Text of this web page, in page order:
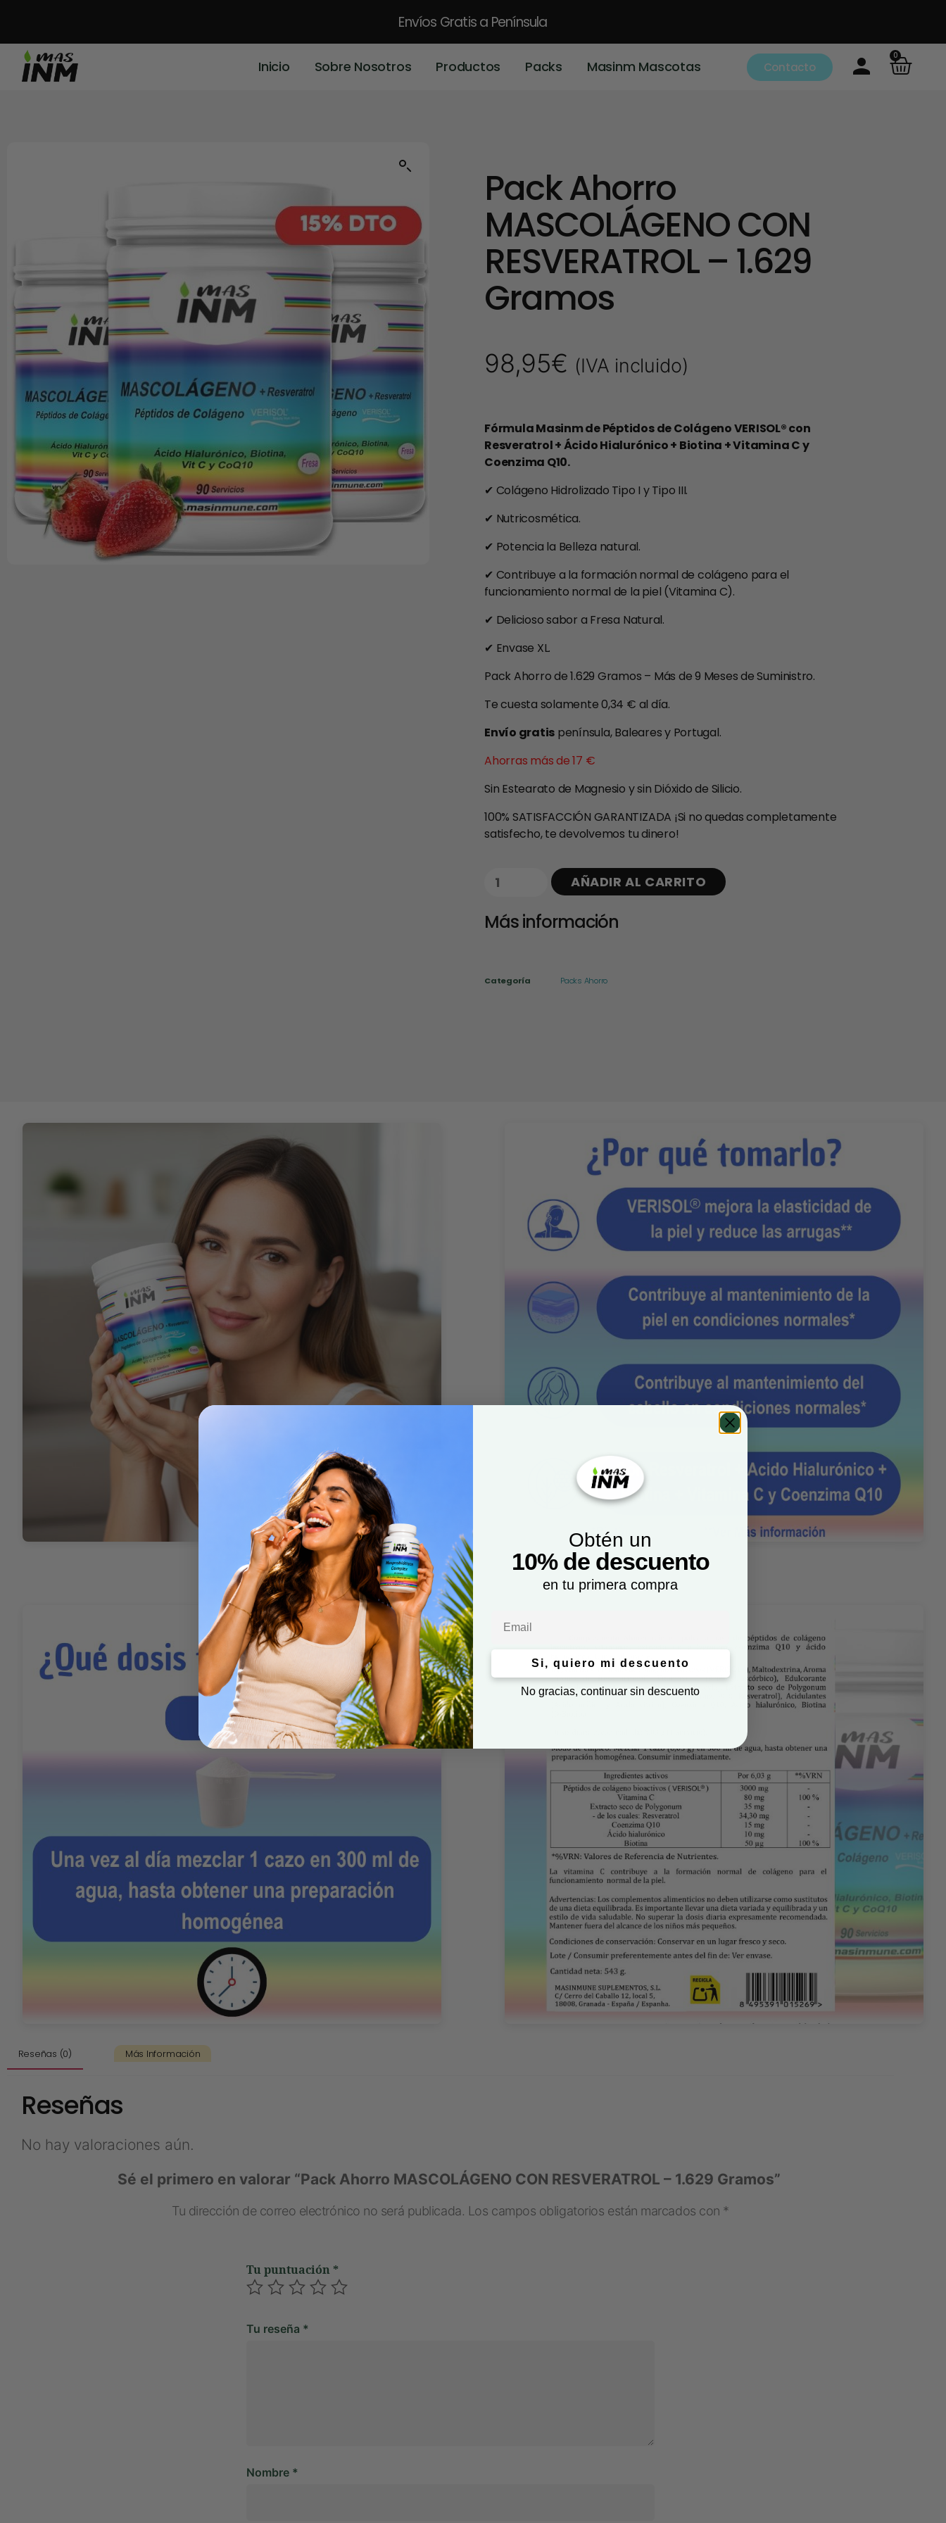
Envíos Gratisa Península
Inicio Sobre Nosotros Productos Packs Masinm Mascotas Contacto
0
Pack Ahorro
MASCOLÁGENO CON
RESVERATROL – 1.629
Gramos
98,95€ (IVA incluido)
Fórmula Masinm de Péptidos de Colágeno VERISOL® con
Resveratrol + Ácido Hialurónico + Biotina + Vitamina C y
Coenzima Q10.
✔ Colágeno Hidrolizado Tipo I y Tipo III.
✔ Nutricosmética.
✔ Potencia la Belleza natural.
✔ Contribuye a la formación normal de colágeno para el
funcionamiento normal de la piel (Vitamina C).
✔ Delicioso sabor a Fresa Natural.
✔ Envase XL.
Pack Ahorro de 1.629 Gramos – Más de 9 Meses de Suministro.
Te cuesta solamente 0,34 € al día.
Envío gratis península, Baleares y Portugal.
Ahorras más de 17 €
Sin Estearato de Magnesio y sin Dióxido de Silicio.
100% SATISFACCIÓN GARANTIZADA ¡Si no quedas completamente
satisfecho, te devolvemos tu dinero!
AÑADIR AL CARRITO
Más información
Categoría Packs Ahorro
Reseñas (0) Más Información
Reseñas
No hay valoraciones aún.
Sé el primero en valorar “Pack Ahorro MASCOLÁGENO CON RESVERATROL – 1.629 Gramos”
Tu dirección de correo electrónico no será publicada. Los campos obligatorios están marcados con *
Tu puntuación *
Tu reseña *
Nombre *
Obtén un
10% de descuento
en tu primera compra
Si, quiero mi descuento
No gracias, continuar sin descuento